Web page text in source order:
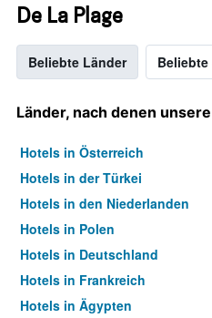
De La Plage
Beliebte Länder
Länder, nach denen
Hotels in Österreich
Hotels in der Türkei
Hotels in den Niederlanden
Hotels in Polen
Hotels in Deutschland
Hotels in Frankreich
Hotels in Ägypten